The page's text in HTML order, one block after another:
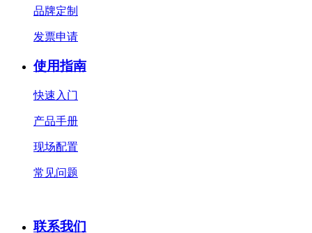
品牌定制
发票申请
使用指南
快速入门
产品手册
现场配置
常见问题
联系我们